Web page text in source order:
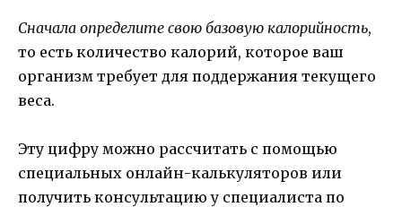
Сначала определите свою базовую калорийность,
то есть количество калорий, которое ваш
организм требует для поддержания текущего
веса.
Эту цифру можно рассчитать с помощью
специальных онлайн-калькуляторов или
получить консультацию у специалиста по